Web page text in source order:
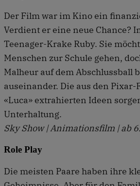
Der Film war im Kino ein
Verdient er eine neue Chance?
Teenager-Krake Ruby. Sie
Menschen zur Schule gehen,
Malheur auf dem Abschlussball
auseinander. Die aus den Pixar-
«Luca» extrahierten Ideen
Unterhaltung.
Sky Show | Animationsfilm | ab
Role Play
Die meisten Paare haben ihre